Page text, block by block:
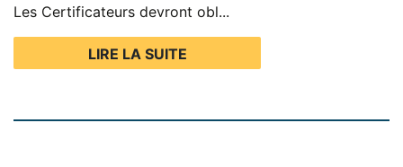
Les Certificateurs devront obl...
LIRE LA SUITE